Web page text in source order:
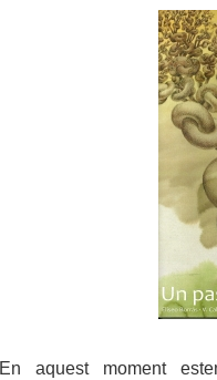
En aquest moment